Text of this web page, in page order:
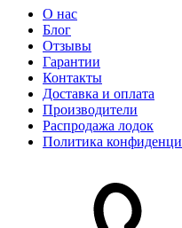
О нас
Блог
Отзывы
Гарантии
Контакты
Доставка и оплата
Производители
Распродажа лодок
Политика